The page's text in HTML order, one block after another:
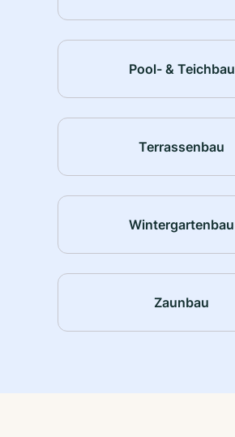
Pool- & Teichbau
Terrassenbau
Wintergartenbau
Zaunbau